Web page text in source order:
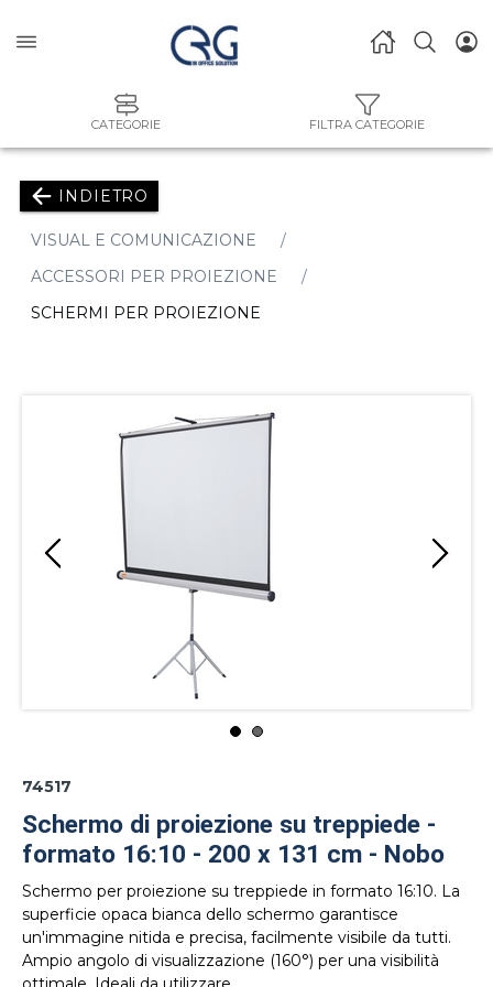
CATEGORIE FILTRA CATEGORIE
INDIETRO
VISUAL E COMUNICAZIONE
ACCESSORI PER PROIEZIONE
SCHERMI PER PROIEZIONE
74517
Schermo di proiezione su treppiede -
formato 16:10 - 200 x 131 cm - Nobo
Schermo per proiezione su treppiede in formato 16:10. La
superficie opaca bianca dello schermo garantisce
un'immagine nitida e precisa, facilmente visibile da tutti.
Ampio angolo di visualizzazione (160°) per una visibilità